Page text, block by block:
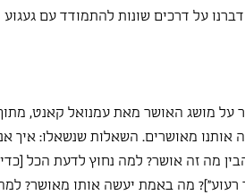
על דרכים שונות להתמודד עם
על מושג האושר מאת עמנואל קאנט, מתוך
אותנו מאושרים. השאלות שנשאלו:
מה זה אושר? למה נחוץ לדעת הכל
רעוע״]? מה באמת יעשה אותו מאושר?